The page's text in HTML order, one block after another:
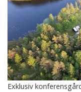
Exklusiv